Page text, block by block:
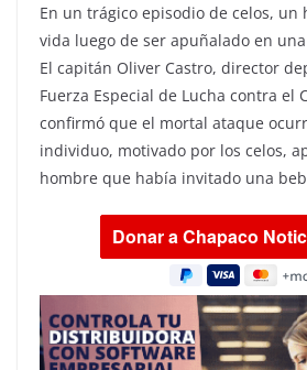
En un trágico episodio de celos, un
vida luego de ser apuñalado en
El capitán Oliver Castro, director
Fuerza Especial de Lucha contra el
confirmó que el mortal ataque
individuo, motivado por los celos,
hombre que había invitado una